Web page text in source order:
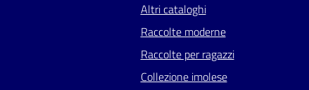
Altri cataloghi
Raccolte moderne
Raccolte per ragazzi
Collezione imolese